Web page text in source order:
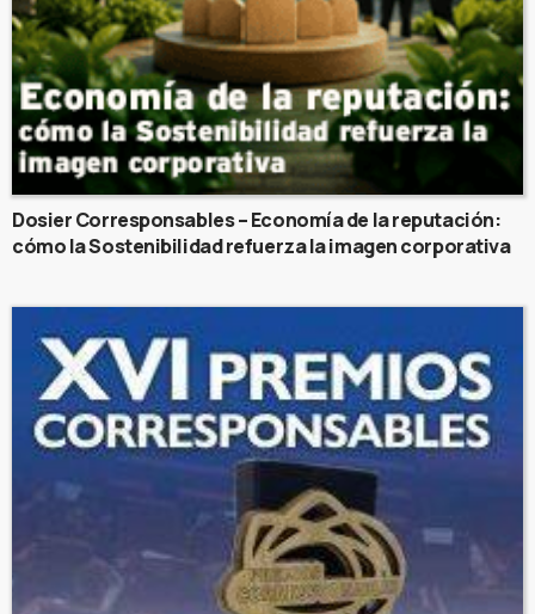
Dosier Corresponsables – Economía de la reputación:
cómo la Sostenibilidad refuerza la imagen corporativa